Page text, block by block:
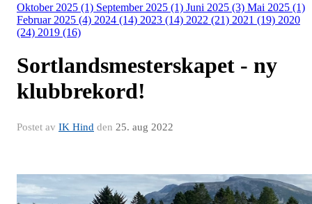
Oktober 2025 (1) September 2025 (1) Juni 2025 (3) Mai 2025 (1)
Februar 2025 (4) 2024 (14) 2023 (14) 2022 (21) 2021 (19) 2020
(24) 2019 (16)
Sortlandsmesterskapet - ny
klubbrekord!
Postet av IK Hind den 25. aug 2022